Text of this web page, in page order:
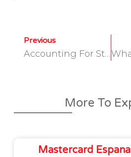
Previous
Accounting For Startups The Complete Guide Tide Business
More To
Mastercard